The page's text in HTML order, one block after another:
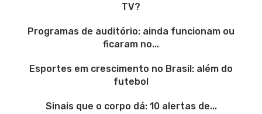
TV?
Programas de auditório: ainda funcionam ou
ficaram no...
Esportes em crescimento no Brasil: além do
futebol
Sinais que o corpo dá: 10 alertas de...